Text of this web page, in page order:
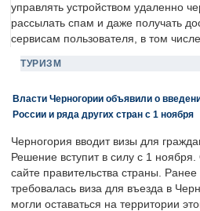
управлять устройством удаленно
рассылать спам и даже получать
сервисам пользователя, в том
ТУРИЗМ
Власти Черногории объявили о
России и ряда других стран с 1 ноября
Черногория вводит визы для
Решение вступит в силу с 1
сайте правительства страны.
требовалась виза для въезда в
могли оставаться на территории